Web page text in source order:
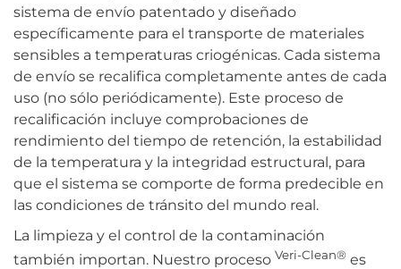
sistema de envío patentado y diseñado
específicamente para el transporte de materiales
sensibles a temperaturas criogénicas. Cada sistema
de envío se recalifica completamente antes de cada
uso (no sólo periódicamente). Este proceso de
recalificación incluye comprobaciones de
rendimiento del tiempo de retención, la estabilidad
de la temperatura y la integridad estructural, para
que el sistema se comporte de forma predecible en
las condiciones de tránsito del mundo real.
La limpieza y el control de la contaminación
también importan. Nuestro proceso Veri-Clean® es